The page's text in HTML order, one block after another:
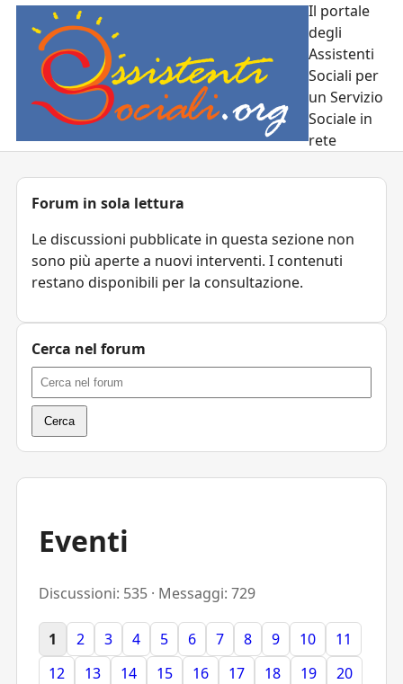
Il portale
degli
Assistenti
Sociali per
un Servizio
Sociale in
rete
Eventi
Discussioni: 535 · Messaggi: 729
1 2 3 4 5 6 7 8 9 10
11
12
13 14 15 16 17 18 19
20
Forum in sola lettura
Le discussioni pubblicate in questa sezione non
sono più aperte a nuovi interventi. I contenuti
restano disponibili per la consultazione.
Cerca nel forum
Cerca